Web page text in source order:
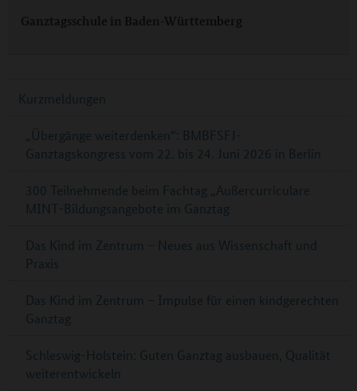
Ganztagsschule in Baden-Württemberg
Kurzmeldungen
„Übergänge weiterdenken“: BMBFSFJ-
Ganztagskongress vom 22. bis 24. Juni 2026 in Berlin
300 Teilnehmende beim Fachtag „Außercurriculare
MINT-Bildungsangebote im Ganztag
Das Kind im Zentrum – Neues aus Wissenschaft und
Praxis
Das Kind im Zentrum – Impulse für einen kindgerechten
Ganztag
Schleswig-Holstein: Guten Ganztag ausbauen, Qualität
weiterentwickeln